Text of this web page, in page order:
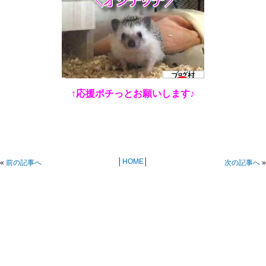
↑応援ポチっとお願いします♪
« 前の記事へ HOME│ 次の記事へ »